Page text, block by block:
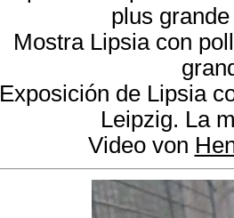
plus
Mostra Lipsia con
Exposición de Lipsia
Leipzig. La
Video von